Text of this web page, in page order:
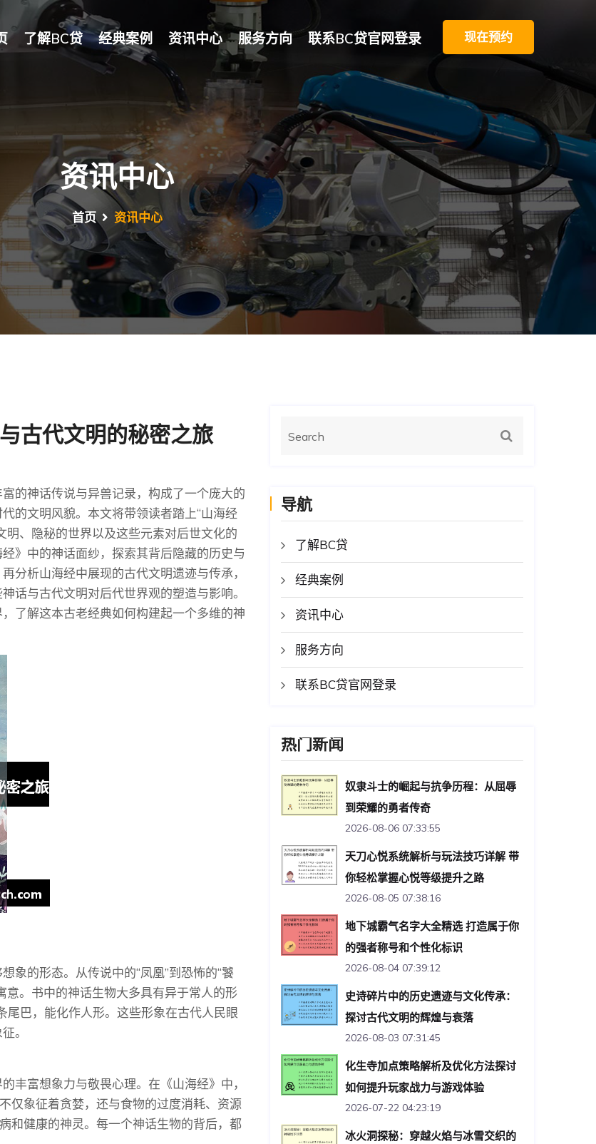
了解BC贷 经典案例 资讯中心 服务方向 联系BC贷官网登录 现在预约
资讯中心
首页 资讯中心
古代文明的秘密之旅
的神话传说与异兽记录，构成了一个庞大的
的文明风貌。本文将带领读者踏上“山海经
明、隐秘的世界以及这些元素对后世文化的
》中的神话面纱，探索其背后隐藏的历史与
分析山海经中展现的古代文明遗迹与传承，
话与古代文明对后代世界观的塑造与影响。
了解这本古老经典如何构建起一个多维的神
象的形态。从传说中的“凤凰”到恐怖的“饕
意。书中的神话生物大多具有异于常人的形
尾巴，能化作人形。这些形象在古代人民眼
。
丰富想象力与敬畏心理。在《山海经》中，
仅象征着贪婪，还与食物的过度消耗、资源
和健康的神灵。每一个神话生物的背后，都
导航
了解BC贷
经典案例
资讯中心
服务方向
联系BC贷官网登录
热门新闻
奴隶斗士的崛起与抗争历程：从屈辱
到荣耀的勇者传奇
2026-08-06 07:33:55
天刀心悦系统解析与玩法技巧详解 带
你轻松掌握心悦等级提升之路
2026-08-05 07:38:16
地下城霸气名字大全精选 打造属于你
的强者称号和个性化标识
2026-08-04 07:39:12
史诗碎片中的历史遗迹与文化传承：
探讨古代文明的辉煌与衰落
2026-08-03 07:31:45
化生寺加点策略解析及优化方法探讨
如何提升玩家战力与游戏体验
2026-07-22 04:23:19
冰火洞探秘：穿越火焰与冰雪交织的